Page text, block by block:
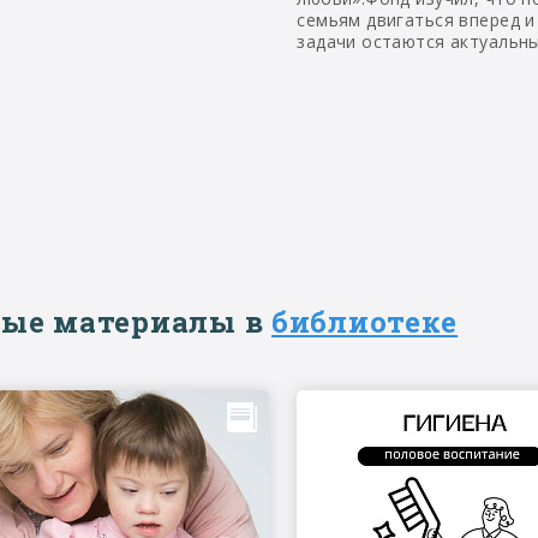
семьям двигаться вперед
задачи остаются
материалы в библиотеке